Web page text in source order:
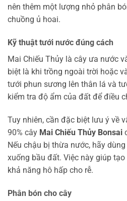
nên thêm một lượng nhỏ phân
chuồng ủ hoai.
Kỹ thuật tưới nước đúng cách
Mai Chiếu Thủy là cây ưa nước
biệt là khi trồng ngoài trời hoặc
tưới phun sương lên thân lá và
kiểm tra độ ẩm của đất để điều
Tuy nhiên, cần đặc biệt lưu ý về
90% cây Mai Chiếu Thủy Bonsai
Nếu chậu bị thừa nước, hãy
xuống bầu đất. Việc này giúp
khả năng hô hấp cho rễ.
Phân bón cho cây